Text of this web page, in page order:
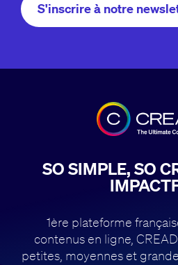
S'inscrire à notre
SO SIMPLE, SO
1ère plateforme
contenus en ligne,
petites, moyennes et